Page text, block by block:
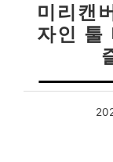
미리캔
자인 툴